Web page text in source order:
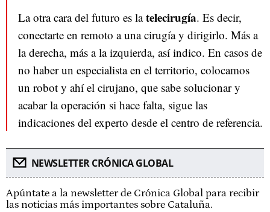
La otra cara del futuro es latelecirugía. Es decir,
conectarte en remoto a una cirugía y dirigirlo. Más a
la derecha, más a la izquierda, así indico. En casos de
no haber un especialista en el territorio, colocamos
un robot y ahí el cirujano, que sabe solucionar y
acabar la operación si hace falta, sigue las
indicaciones del experto desde el centro de referencia.
NEWSLETTER CRÓNICA GLOBAL
Apúntate a la newsletter de Crónica Global para recibir
las noticias más importantes sobre Cataluña.